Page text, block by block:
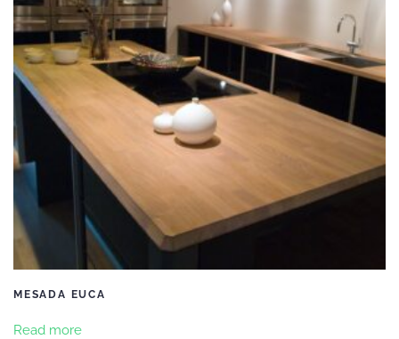
MESADA EUCA
Read more